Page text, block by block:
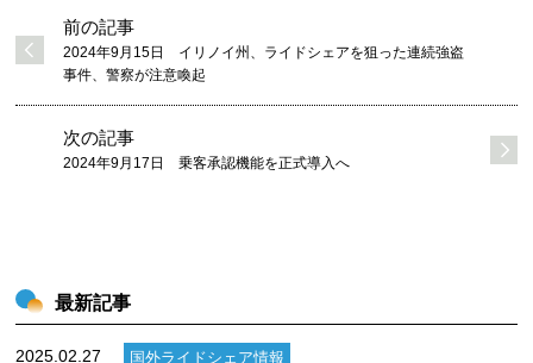
前の記事
2024年9月15日 イリノイ州、ライドシェアを狙った連続強盗
事件、警察が注意喚起
次の記事
2024年9月17日 乗客承認機能を正式導入へ
最新記事
2025.02.27 国外ライドシェア情報